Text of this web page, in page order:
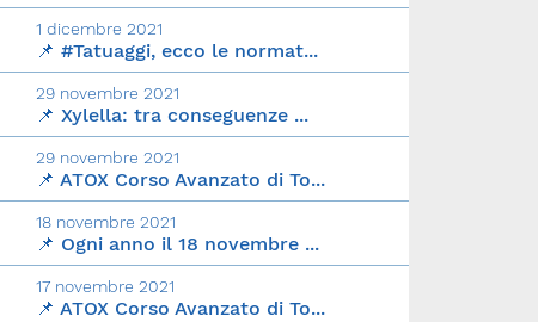
1 dicembre 2021
📌 #Tatuaggi, ecco le normat...
29 novembre 2021
📌 Xylella: tra conseguenze ...
29 novembre 2021
📌 ATOX Corso Avanzato di To...
18 novembre 2021
📌 Ogni anno il 18 novembre ...
17 novembre 2021
📌 ATOX Corso Avanzato di To...